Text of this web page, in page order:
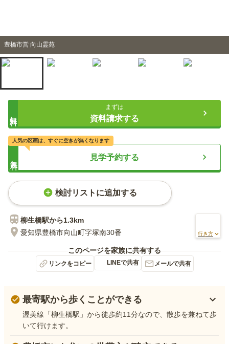
豊橋市営 向山霊苑
まずは
資料請求する
見学予約する
人気の区画は、すぐに空きが無くなります
検討リストに追加する
柳生橋駅から1.3km
愛知県豊橋市向山町字塚南30番
行き方
このページを家族に共有する
リンクをコピー LINEで共有 メールで共有
最寄駅から歩くことができる
渥美線「柳生橋駅」から徒歩約11分なので、散歩を兼ねて歩
いて行けます。